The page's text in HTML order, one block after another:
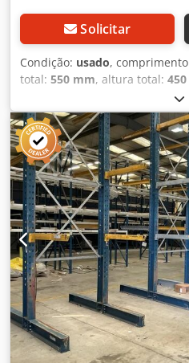
Solicitar
Condição: usado,
total: 550 mm, altura total:
disponível: Não - Certificado
Dimensões de transporte:
l x a) - Pacotes de transporte
financeiras IVA: O preço
margem: IVA dedutível para
possíveis a qualquer
industrial Crsdpfxoxm Rgxe